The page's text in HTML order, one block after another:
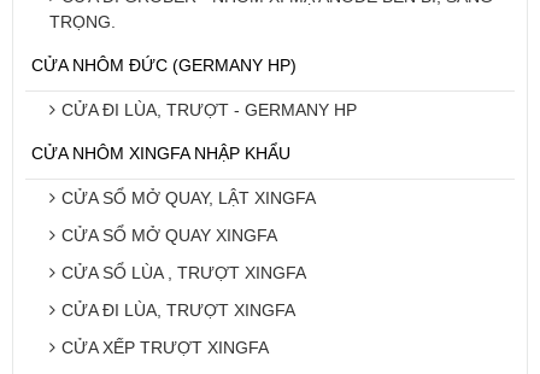
TRỌNG.
CỬA NHÔM ĐỨC (GERMANY HP)
CỬA ĐI LÙA, TRƯỢT - GERMANY HP
CỬA NHÔM XINGFA NHẬP KHẨU
CỬA SỔ MỞ QUAY, LẬT XINGFA
CỬA SỔ MỞ QUAY XINGFA
CỬA SỔ LÙA , TRƯỢT XINGFA
CỬA ĐI LÙA, TRƯỢT XINGFA
CỬA XẾP TRƯỢT XINGFA